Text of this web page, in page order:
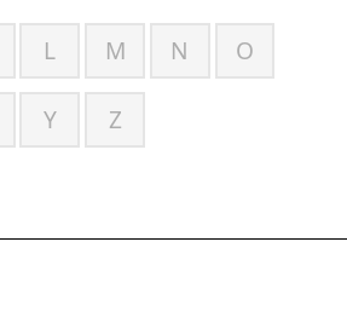
L M N O
Y Z